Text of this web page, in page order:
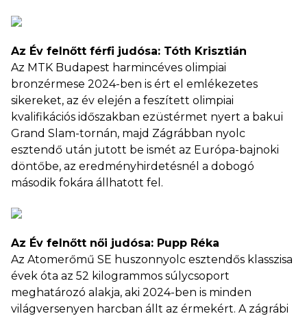
Az Év felnőtt férfi judósa: Tóth Krisztián
Az MTK Budapest harmincéves olimpiai
bronzérmese 2024-ben is ért el emlékezetes
sikereket, az év elején a feszített olimpiai
kvalifikációs időszakban ezüstérmet nyert a bakui
Grand Slam-tornán, majd Zágrábban nyolc
esztendő után jutott be ismét az Európa-bajnoki
döntőbe, az eredményhirdetésnél a dobogó
második fokára állhatott fel.
Az Év felnőtt női judósa: Pupp Réka
Az Atomerőmű SE huszonnyolc esztendős klasszisa
évek óta az 52 kilogrammos súlycsoport
meghatározó alakja, aki 2024-ben is minden
világversenyen harcban állt az érmekért. A zágrábi